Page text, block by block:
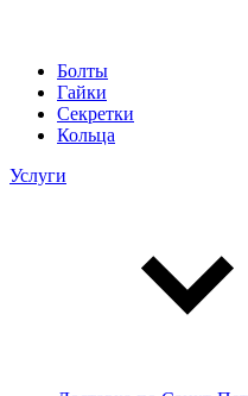
Болты
Гайки
Секретки
Кольца
Услуги